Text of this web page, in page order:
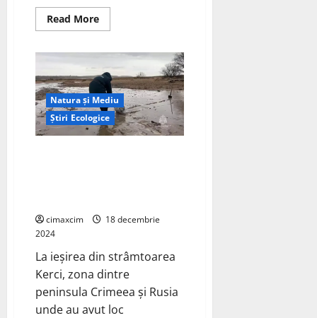
Read MoreRead
more
alimentat
cu
hidrogen
stabilește
un
nou
prag
parcurgând
2
Natura și Mediu
Știri Ecologice
cimaxcim
18 decembrie
2024
La ieşirea din strâmtoarea
Kerci, zona dintre
peninsula Crimeea şi Rusia
unde au avut loc